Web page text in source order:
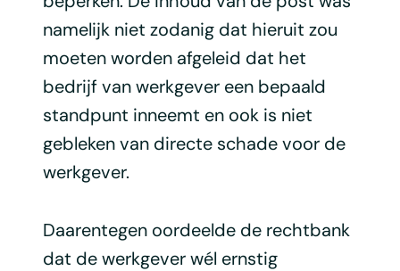
namelijk niet zodanig dat hieruit zou
moeten worden afgeleid dat het
bedrijf van werkgever een bepaald
standpunt inneemt en ook is niet
gebleken van directe schade voor de
werkgever.
Daarentegen oordeelde de rechtbank
dat de werkgever wél ernstig